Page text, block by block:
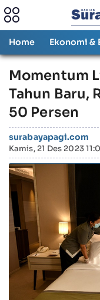
Home Ekonomi &
Momentum
Tahun Baru,
50 Persen
surabayapagi.com
Kamis, 21 Des 2023